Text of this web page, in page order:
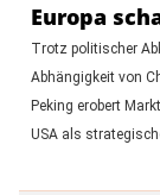
Europa
Trotz politischer
Abhängigkeit von
Peking erobert
USA als